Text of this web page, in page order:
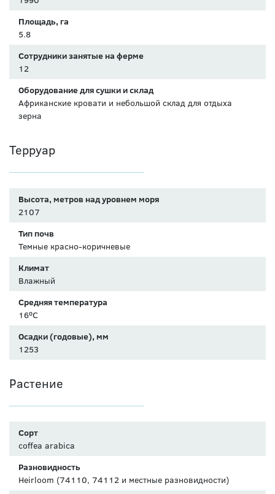
Площадь, га
5.8
Сотрудники занятые на ферме
12
Оборудование для сушки и склад
Африканские кровати и небольшой склад для отдыха
зерна
Терруар
Высота, метров над уровнем моря
2107
Тип почв
Темные красно-коричневые
Климат
Влажный
Средняя температура
16⁰C
Осадки (годовые), мм
1253
Растение
Сорт
coffea arabica
Разновидность
Heirloom (74110, 74112 и местные разновидности)